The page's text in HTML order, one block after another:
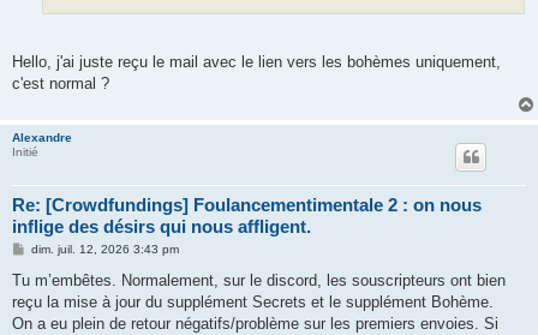
Hello, j'ai juste reçu le mail avec le lien vers les bohèmes uniquement,
c'est normal ?
Alexandre
Initié
Re: [Crowdfundings] Foulancementimentale 2 : on nous
inflige des désirs qui nous affligent.
M
s
a
g
dim. juil. 12, 2026 3:43 pm
Tu m’embêtes. Normalement, sur le discord, les souscripteurs ont bien
reçu la mise à jour du supplément Secrets et le supplément Bohème.
On a eu plein de retour négatifs/problème sur les premiers envoies. Si